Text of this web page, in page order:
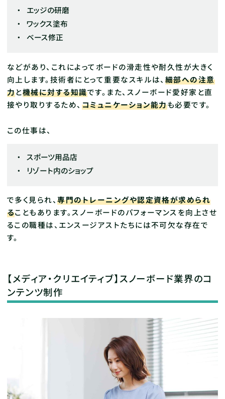
エッジの研磨
ワックス塗布
ベース修正
などがあり、これによってボードの滑走性や耐久性が大きく
向上します。技術者にとって重要なスキルは、 細部への注意
力と機械に対する知識です。また、スノーボード愛好家と直
接やり取りするため、 コミュニケーション能力も必要です。
この仕事は、
スポーツ用品店
リゾート内のショップ
で多く見られ、専門のトレーニングや認定資格が求められ
ることもあります。スノーボードのパフォーマンスを向上させ
るこの職種は、エンスージアストたちには不可欠な存在で
す。
【メディア・クリエイティブ】スノーボード業界のコ
ンテンツ制作